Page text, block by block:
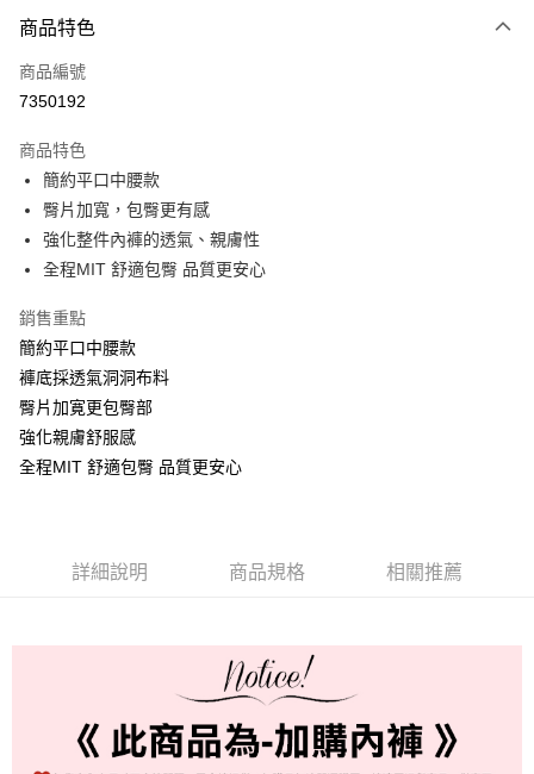
信用卡一次付款
超商取貨付款
ATM付款
運送方式
全家取貨付款
付款後全家取貨
每筆NT$60，滿NT$999(含以上)免運費
每筆NT$60，滿NT$999(含以上)免運費
宅配-新竹貨運
商品特色
商品編號
7350192
商品特色
簡約平口中腰款
臀片加寬，包臀更有感
強化整件內褲的透氣、親膚性
全程MIT 舒適包臀 品質更安心
銷售重點
簡約平口中腰款
褲底採透氣洞洞布料
臀片加寛更包臀部
強化親膚舒服感
全程MIT 舒適包臀 品質更安心
詳細說明 商品規格 相關推薦